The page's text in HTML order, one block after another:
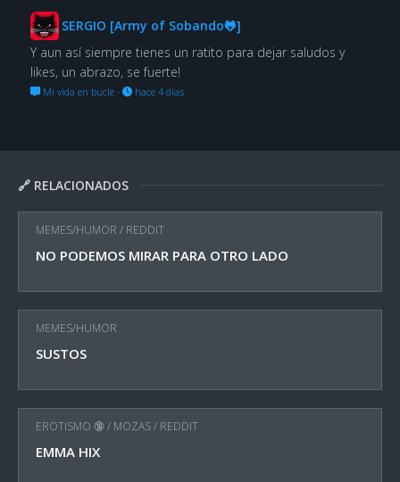
🔗 RELACIONADOS
MEMES/HUMOR / REDDIT
NO PODEMOS MIRAR PARA OTRO LADO
MEMES/HUMOR
SUSTOS
EROTISMO 🔞/ MOZAS/ REDDIT
EMMA HIX
SERGIO [Army of Sobando🐸]
Y aun así siempre tienes un ratito para dejar saludos y
likes, un abrazo, se fuerte!
Mi vida en bucle· hace 4 días